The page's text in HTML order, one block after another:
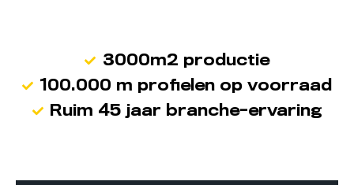
3000m2 productie
100.000 m profielen op voorraad
Ruim 45 jaar branche-ervaring